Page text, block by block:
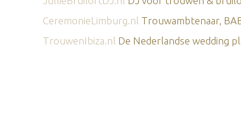
CeremonieLimburg.nl Trouwambtenaar,
TrouwenIbiza.nl De Nederlandse wedding